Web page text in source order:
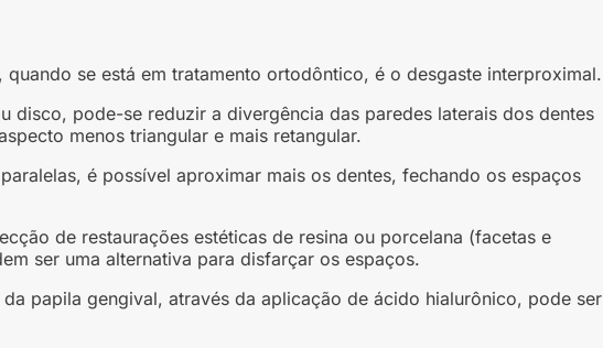
se está em tratamento ortodôntico, é o desgaste interproximal.
disco, pode-se reduzir a divergência das paredes laterais dos dentes
menos triangular e mais retangular.
é possível aproximar mais os dentes, fechando os espaços
de restaurações estéticas de resina ou porcelana (facetas e
ser uma alternativa para disfarçar os espaços.
papila gengival, através da aplicação de ácido hialurônico, pode ser